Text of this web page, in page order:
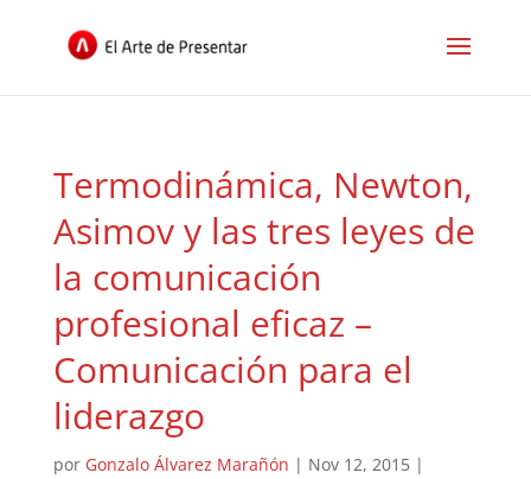
Termodinámica, Newton,
Asimov y las tres leyes de
la comunicación
profesional eficaz –
Comunicación para el
liderazgo
por Gonzalo Álvarez Marañón | Nov 12, 2015|